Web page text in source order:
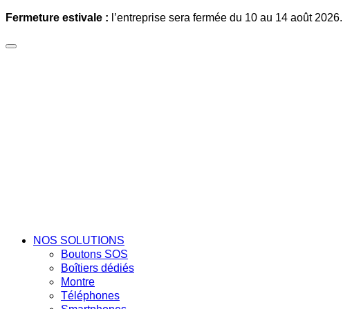
Fermeture estivale : l’entreprise sera fermée du 10 au 14 août
NOS SOLUTIONS
Boutons SOS
Boîtiers dédiés
Montre
Téléphones